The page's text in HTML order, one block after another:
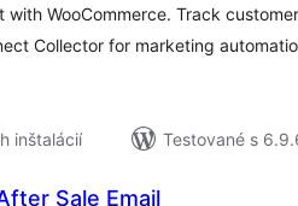
WooCommerce. Track
Collector for marketing
inštalácií
Testované s
Sale Email